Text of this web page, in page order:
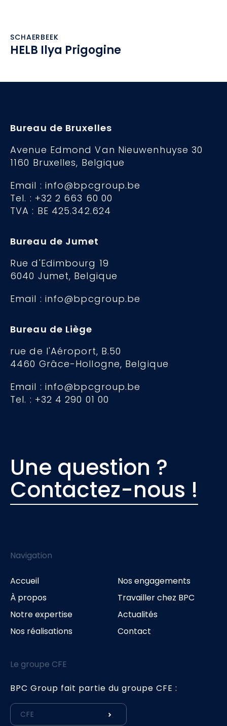
SCHAERBEEK
HELB Ilya Prigogine
Bureau de Bruxelles
Avenue Edmond Van Nieuwenhuyse 30
1160 Bruxelles, Belgique
Email : info@bpcgroup.be
Tel. : +32 2 663 60 00
TVA : BE 425.342.624
Bureau de Jumet
Rue d'Edimbourg 19
6040 Jumet, Belgique
Email : info@bpcgroup.be
Bureau de Liège
rue de l'Aéroport, B.50
4460 Grâce-Hollogne, Belgique
Email : info@bpcgroup.be
Tel. : +32 4 290 01 00
Une question ?
Contactez-nous !
Navigation
Accueil
À propos
Notre expertise
Nos réalisations
Nos engagements
Travailler chez BPC
Actualités
Contact
Le groupe CFE
BPC Group fait partie du groupe CFE :
CFE